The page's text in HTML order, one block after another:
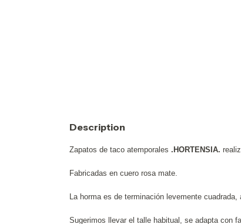
Description
Zapatos de taco atemporales .HORTENSIA.
Fabricadas en cuero rosa mate.
La horma es de terminación levemente cuadrada,
Sugerimos llevar el talle habitual, se adapta con